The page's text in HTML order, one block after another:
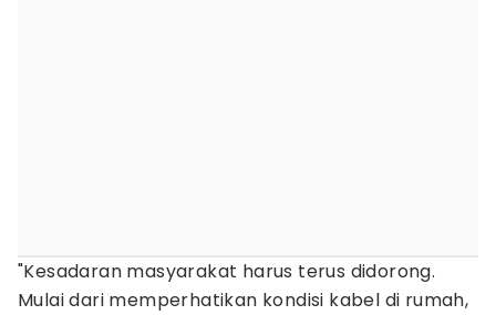
"Kesadaran masyarakat harus terus didorong.
Mulai dari memperhatikan kondisi kabel di rumah,